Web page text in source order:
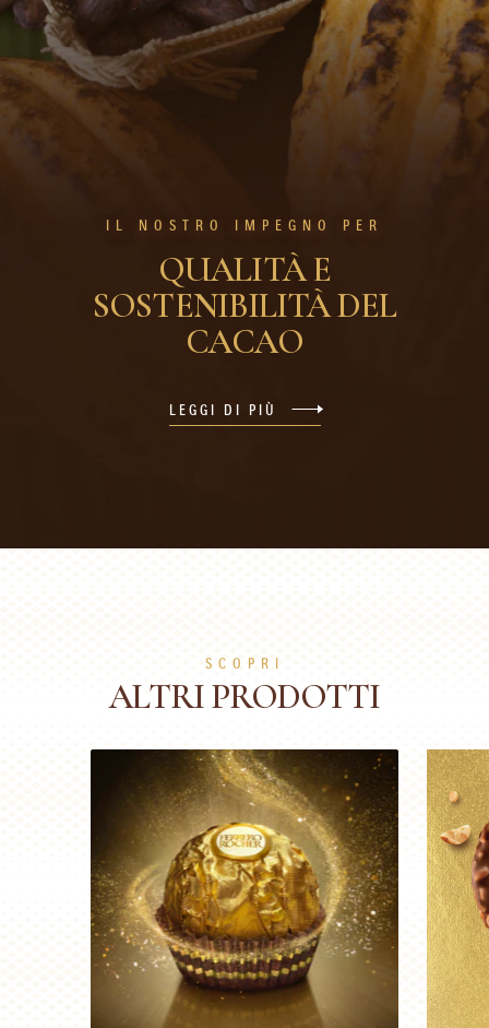
IL NOSTRO IMPEGNO PER
QUALITÀ E
SOSTENIBILITÀ DEL
CACAO
LEGGI DI PIÙ
SCOPRI
ALTRI PRODOTTI